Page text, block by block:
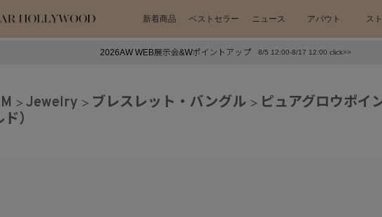
新着商品 ベストセラー ニュース アバウト ス
タッフイチ押し（通勤パールアクセ） ＃写真映えアクセ
2026AW WEB展示会&Wポイントアップ 8/5 12:00-8/17 12:00 click>>
Jewelry ブレスレット・バングル
ピュアグロウポイ
）